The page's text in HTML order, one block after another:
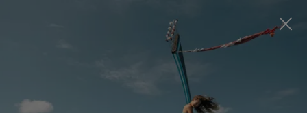
to enhance your experience
and make your visit easier and more comfortable.
JETZT BUCHEN
KOSTENLOSE STORNIERUNG